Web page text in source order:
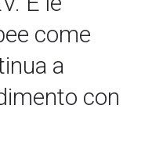
come
a
con